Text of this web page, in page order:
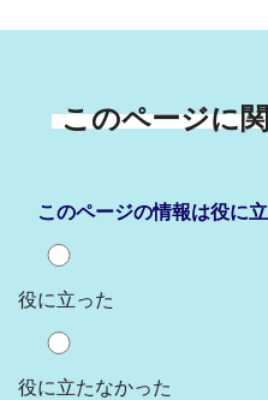
このページに
このページの情報は役に
役に立った
役に立たなかった